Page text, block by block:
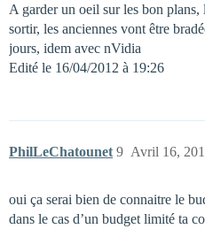
A garder un oeil sur les bon
sortir, les anciennes vont être
jours, idem avec nVidia
Edité le 16/04/2012 à 19:26
PhilLeChatounet Avril 16,
9
oui ça serai bien de connaitre le
dans le cas d’un budget limité ta